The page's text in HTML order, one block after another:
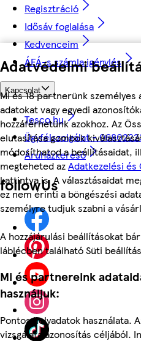
Adatvédelmi
Mi és 18 partnerünk
adatokat vagy egyedi
hozzáférhetünk azokhoz. Az
elutasítása gombok
módosíthatod a beállításaidat,
megteheted azAdatkezelési
kattintva is. A választásaidat
ez nem érinti a böngészési
személyre tudjuk szabni a
A hozzájárulási beállításokat
láblécben található Süti
Mi és partnereink
használjuk:
Pontos helyadatok használata.
vizsgálata azonosítás céljából.
Regisztráció
Idősáv foglalása
Kedvenceim
ÁFÁ-s számla igénylés
Kapcsolat
Tesco.hu
Ügyfélszolgálat -
Áruházkereső
followUs